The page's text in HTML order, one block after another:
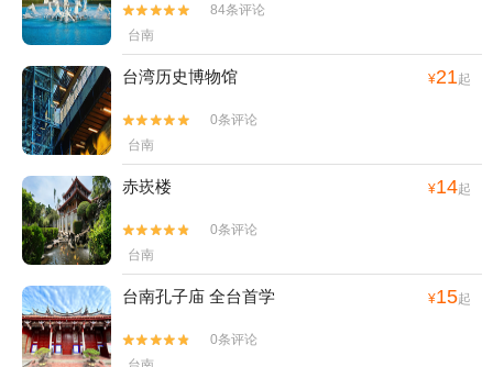


84条评论
台南
台湾历史博物馆 ¥21起


0条评论
台南
赤崁楼 ¥14起


0条评论
台南
台南孔子庙 全台首学 ¥15起


0条评论